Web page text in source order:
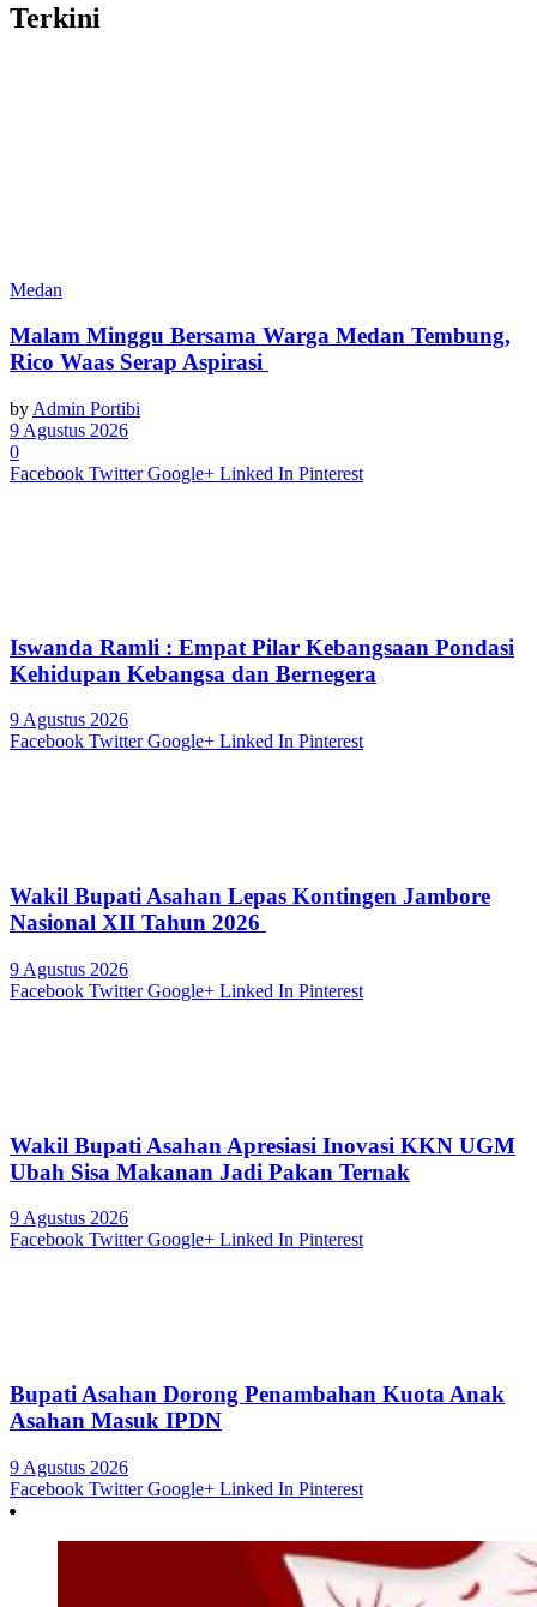
Terkini
Medan
Malam Minggu Bersama Warga Medan Tembung,
Rico Waas Serap Aspirasi
by Admin Portibi
9 Agustus 2026
0
Facebook Twitter Google+ Linked In Pinterest
Iswanda Ramli : Empat Pilar Kebangsaan Pondasi
Kehidupan Kebangsa dan Bernegera
9 Agustus 2026
Facebook Twitter Google+ Linked In Pinterest
Wakil Bupati Asahan Lepas Kontingen Jambore
Nasional XII Tahun 2026
9 Agustus 2026
Facebook Twitter Google+ Linked In Pinterest
Wakil Bupati Asahan Apresiasi Inovasi KKN UGM
Ubah Sisa Makanan Jadi Pakan Ternak
9 Agustus 2026
Facebook Twitter Google+ Linked In Pinterest
Bupati Asahan Dorong Penambahan Kuota Anak
Asahan Masuk IPDN
9 Agustus 2026
Facebook Twitter Google+ Linked In Pinterest